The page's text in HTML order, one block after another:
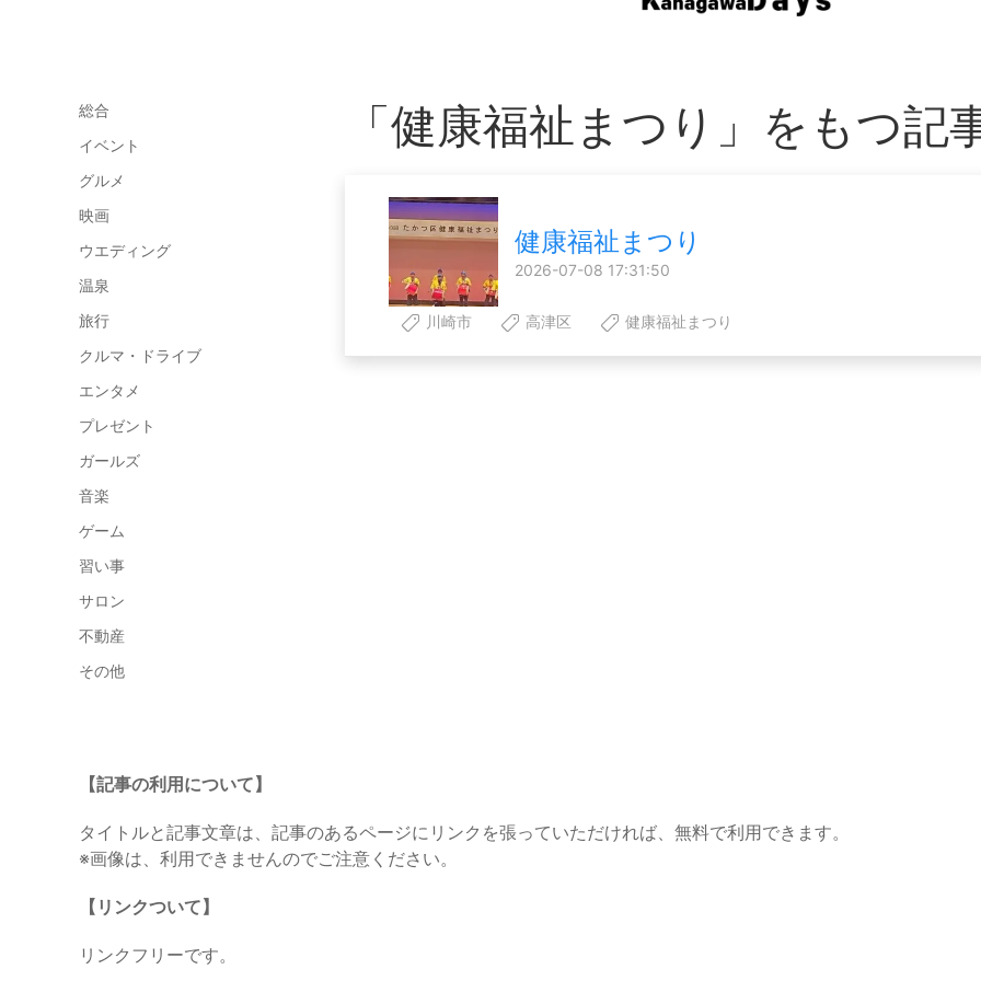
総合
イベント
グルメ
映画
ウエディング
温泉
旅行
クルマ・ドライブ
エンタメ
プレゼント
ガールズ
音楽
ゲーム
習い事
サロン
不動産
その他
「健康福祉まつり」をもつ記
健康福祉まつり
2026-07-08 17:31:50
川崎市 高津区 健康福祉まつり
【記事の利用について】
タイトルと記事文章は、記事のあるページにリンクを張っていただければ、無料で利用できます。
※画像は、利用できませんのでご注意ください。
【リンクついて】
リンクフリーです。